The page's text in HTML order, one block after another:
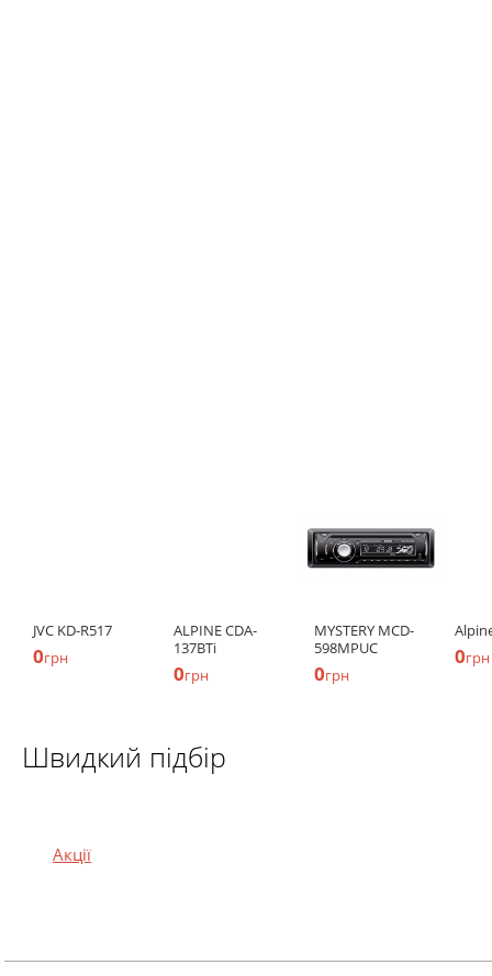
JVC KD-R517
0грн
ALPINE CDA-
137BTi
0грн
MYSTERY MCD-
598MPUС
0грн
0грн
Швидкий підбір
Акції